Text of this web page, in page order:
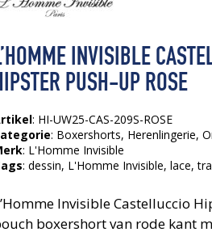
INVISIBLE
PUSH-UP ROSE
: HI-UW25-CAS-209S-ROSE
: Boxershorts, Herenlingerie,
: L'Homme Invisible
:dessin, L'Homme Invisible, lace,
Invisible Castelluccio
boxershort van rode kant